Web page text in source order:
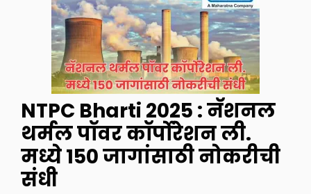
NTPC Bharti 2025 : नॅशनल
थर्मल पॉवर कॉर्पोरेशन ली.
मध्ये 150 जागांसाठी नोकरीची
संधी